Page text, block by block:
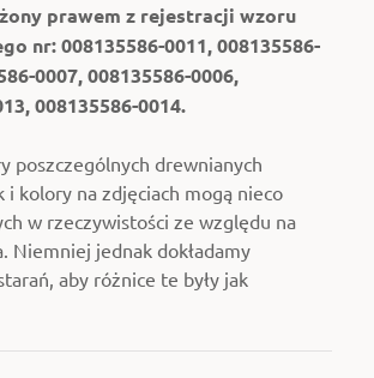
prawem z rejestracji wzoru
nr: 008135586-0011, 008135586-
0007, 008135586-0006,
008135586-0014.
poszczególnych drewnianych
i kolory na zdjęciach mogą nieco
w rzeczywistości ze względu na
Niemniej jednak dokładamy
aby różnice te były jak